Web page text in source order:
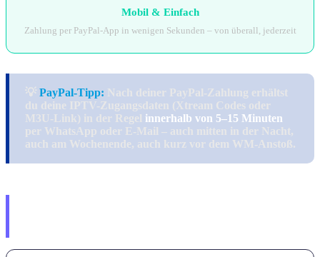
Mobil & Einfach
Zahlung per PayPal-App in wenigen Sekunden – von überall, jederzeit
💡 PayPal-Tipp: Nach deiner PayPal-Zahlung erhältst
du deine IPTV-Zugangsdaten (Xtream Codes oder
M3U-Link) in der Regel innerhalb von 5–15 Minuten
per WhatsApp oder E-Mail – auch mitten in der Nacht,
auch am Wochenende, auch kurz vor dem WM-Anstoß.